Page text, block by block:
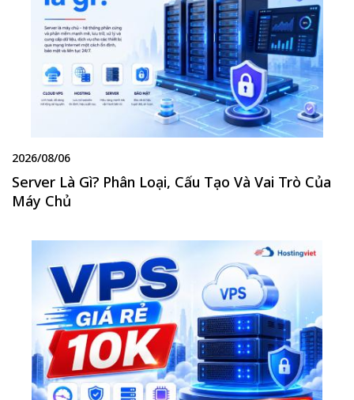
2026/08/06
Server Là Gì? Phân Loại, Cấu Tạo Và Vai Trò Của
Máy Chủ